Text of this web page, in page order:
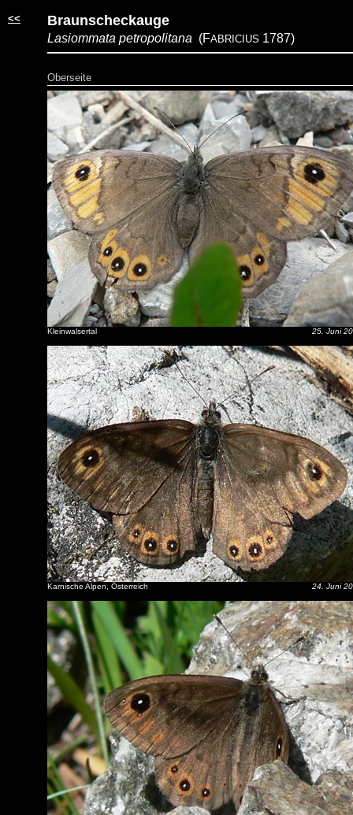
<< Braunscheckauge
Lasiommata petropolitana (FABRICIUS 1787)
Oberseite
Kleinwalsertal 25. Juni
Karnische Alpen, Österreich 24. Juni